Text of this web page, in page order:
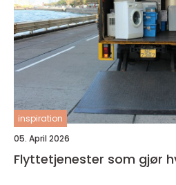
inspiration
05. April 2026
Flyttetjenester som gjør